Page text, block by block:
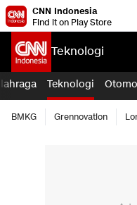
CNN Indonesia
Find it on Play Store
Teknologi
Teknologi
BMKG Grennovation